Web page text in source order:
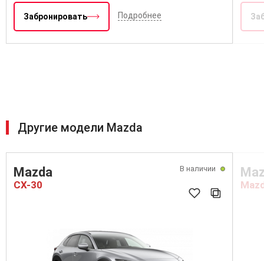
Забронировать Подробнее
Другие модели Mazda
В наличии
Mazda
CX-30